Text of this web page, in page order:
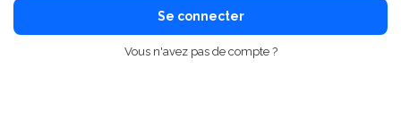
Se connecter
Vous n'avez pas de compte ?